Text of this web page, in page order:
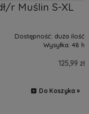
r Muślin S-XL
Dostępność: duża ilość
Wysyłka: 48 h
125,99 zł
Do Koszyka »